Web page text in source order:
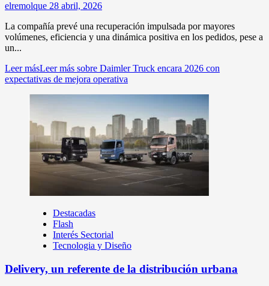
elremolque 28 abril, 2026
La compañía prevé una recuperación impulsada por mayores
volúmenes, eficiencia y una dinámica positiva en los pedidos, pese a
un...
Leer másLeer más sobre Daimler Truck encara 2026 con
expectativas de mejora operativa
Destacadas
Flash
Interés Sectorial
Tecnologia y Diseño
Delivery, un referente de la distribución urbana